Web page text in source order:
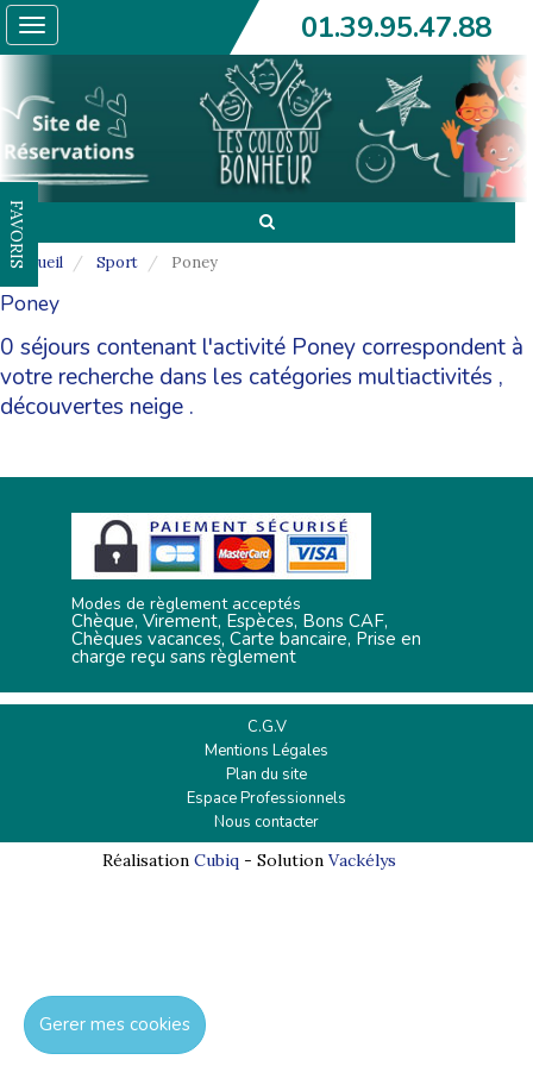
Toggle
navigation
01.39.95.47.88
FAVORIS
Accueil Sport Poney
Poney
0 séjours contenant l'activité Poney correspondent à
votre recherche dans les catégories multiactivités ,
découvertes neige .
Modes de règlement acceptés
Chèque, Virement, Espèces, Bons CAF,
Chèques vacances, Carte bancaire, Prise en
charge reçu sans règlement
C.G.V
Mentions Légales
Plan du site
Espace Professionnels
Nous contacter
Réalisation Cubiq- Solution Vackélys
Gerer mes cookies